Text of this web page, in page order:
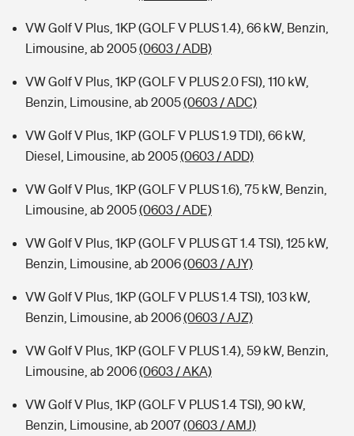
VW Golf V Plus, 1KP (GOLF V PLUS 1.4), 66 kW, Benzin,
Limousine, ab 2005(0603 / ADB)
VW Golf V Plus, 1KP (GOLF V PLUS 2.0 FSI), 110 kW,
Benzin, Limousine, ab 2005(0603 / ADC)
VW Golf V Plus, 1KP (GOLF V PLUS 1.9 TDI), 66 kW,
Diesel, Limousine, ab 2005(0603 / ADD)
VW Golf V Plus, 1KP (GOLF V PLUS 1.6), 75 kW, Benzin,
Limousine, ab 2005(0603 / ADE)
VW Golf V Plus, 1KP (GOLF V PLUS GT 1.4 TSI), 125 kW,
Benzin, Limousine, ab 2006(0603 / AJY)
VW Golf V Plus, 1KP (GOLF V PLUS 1.4 TSI), 103 kW,
Benzin, Limousine, ab 2006(0603 / AJZ)
VW Golf V Plus, 1KP (GOLF V PLUS 1.4), 59 kW, Benzin,
Limousine, ab 2006(0603 / AKA)
VW Golf V Plus, 1KP (GOLF V PLUS 1.4 TSI), 90 kW,
Benzin, Limousine, ab 2007(0603 / AMJ)